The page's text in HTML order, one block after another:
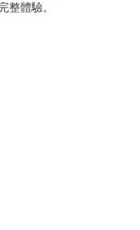
體驗。